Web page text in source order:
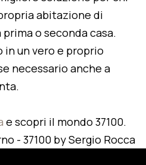
abitazione di
o seconda casa.
un vero e proprio
necessario anche a
e scopri il mondo 37100.